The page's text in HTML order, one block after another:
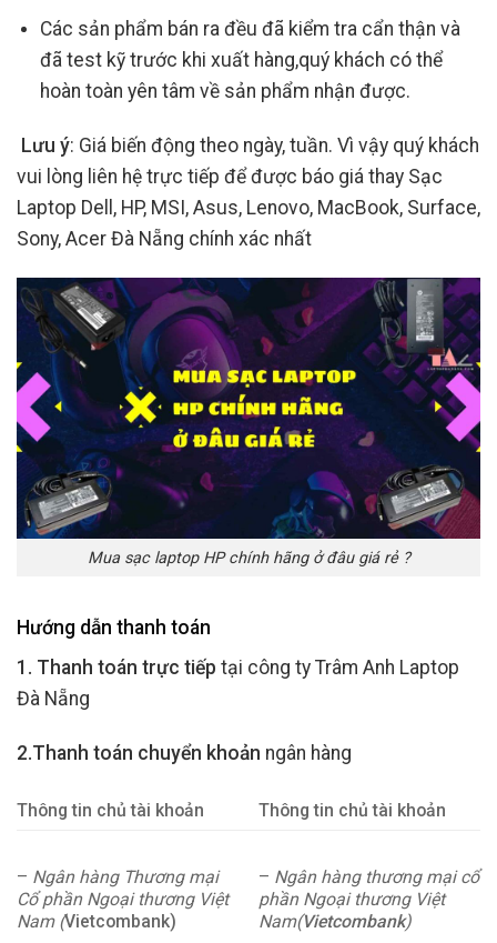
Các sản phẩm bán ra đều đã kiểm tra cẩn thận và
đã test kỹ trước khi xuất hàng,quý khách có thể
hoàn toàn yên tâm về sản phẩm nhận được.
Lưu ý: Giá biến động theo ngày, tuần. Vì vậy quý khách
vui lòng liên hệ trực tiếp để được báo giá thay Sạc
Laptop Dell, HP, MSI, Asus, Lenovo, MacBook, Surface,
Sony, Acer Đà Nẵng chính xác nhất
Mua sạc laptop HP chính hãng ở đâu giá rẻ ?
Hướng dẫn thanh toán
1. Thanh toán trực tiếp tại công ty Trâm Anh Laptop
Đà Nẵng
2.Thanh toán chuyển khoản ngân hàng
Thông tin chủ tài khoản Thông tin chủ tài khoản
– Ngân hàng Thương mại
Cổ phần Ngoại thương Việt
Nam (Vietcombank)
– Ngân hàng thương mại cổ
phần Ngoại thương Việt
Nam(Vietcombank)